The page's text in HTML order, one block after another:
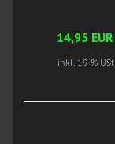
14,95 EUR
inkl. 19 % USt